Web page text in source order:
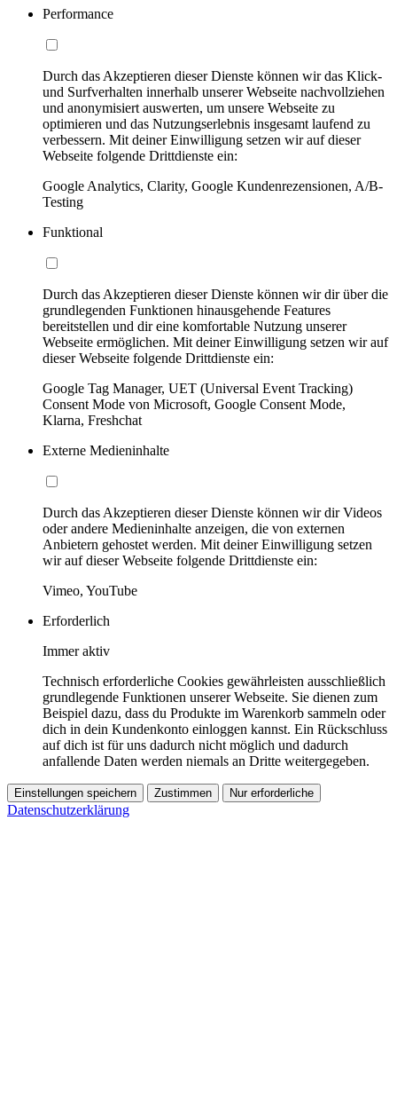
Performance
Durch das Akzeptieren dieser Dienste können wir das Klick-
und Surfverhalten innerhalb unserer Webseite nachvollziehen
und anonymisiert auswerten, um unsere Webseite zu
optimieren und das Nutzungserlebnis insgesamt laufend zu
verbessern. Mit deiner Einwilligung setzen wir auf dieser
Webseite folgende Drittdienste ein:
Google Analytics, Clarity, Google Kundenrezensionen, A/B-
Testing
Funktional
Durch das Akzeptieren dieser Dienste können wir dir über die
grundlegenden Funktionen hinausgehende Features
bereitstellen und dir eine komfortable Nutzung unserer
Webseite ermöglichen. Mit deiner Einwilligung setzen wir auf
dieser Webseite folgende Drittdienste ein:
Google Tag Manager, UET (Universal Event Tracking)
Consent Mode von Microsoft, Google Consent Mode,
Klarna, Freshchat
Externe Medieninhalte
Durch das Akzeptieren dieser Dienste können wir dir Videos
oder andere Medieninhalte anzeigen, die von externen
Anbietern gehostet werden. Mit deiner Einwilligung setzen
wir auf dieser Webseite folgende Drittdienste ein:
Vimeo, YouTube
Erforderlich
Immer aktiv
Technisch erforderliche Cookies gewährleisten ausschließlich
grundlegende Funktionen unserer Webseite. Sie dienen zum
Beispiel dazu, dass du Produkte im Warenkorb sammeln oder
dich in dein Kundenkonto einloggen kannst. Ein Rückschluss
auf dich ist für uns dadurch nicht möglich und dadurch
anfallende Daten werden niemals an Dritte weitergegeben.
Einstellungen speichern Zustimmen Nur erforderliche
Datenschutzerklärung